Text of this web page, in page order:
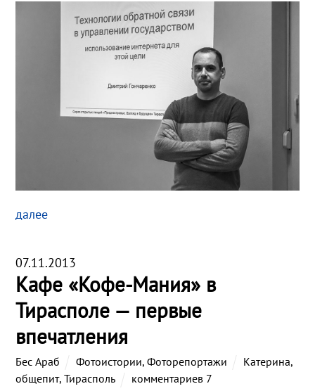
далее
07.11.2013
Кафе «Кофе-Мания» в
Тирасполе — первые
впечатления
Бес Араб Фотоистории,Фоторепортажи Катерина,
общепит,Тирасполь комментариев 7